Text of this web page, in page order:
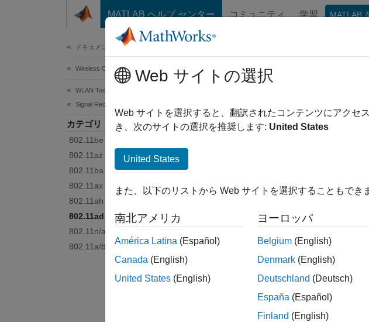
コンテンツへスキップ
MATLAB ヘルプ センター コミュニティ 学習 MATLAB
ドキュメンテーションのホーム
Wireless Communications
WLAN Toolbox
Signal Reception
カテゴリ
802.11be (Wi-Fi 7)
802.11az
802.11ba
802.11ax (Wi-Fi 6)
802.11ah
802.11ad
802.11n/ac (Wi-Fi 4 and Wi-Fi 5)
802.11a/b/g/j/p
802.11ad
Receive 802.11ad™ (DMG)
Model DMG-related signal
Waveform Detection
Web サイトの選択
Web サイトを選択すると、翻訳されたコンテンツにアクセ
き、次のサイトの選択を推奨します: United States
United States
また、以下のリストから Web サイトを選択することもでき
南北アメリカ
América Latina (Español)
Canada (English)
United States (English)
ヨーロッパ
Belgium (English)
Denmark (English)
Deutschland (Deutsch)
España (Español)
Finland (English)